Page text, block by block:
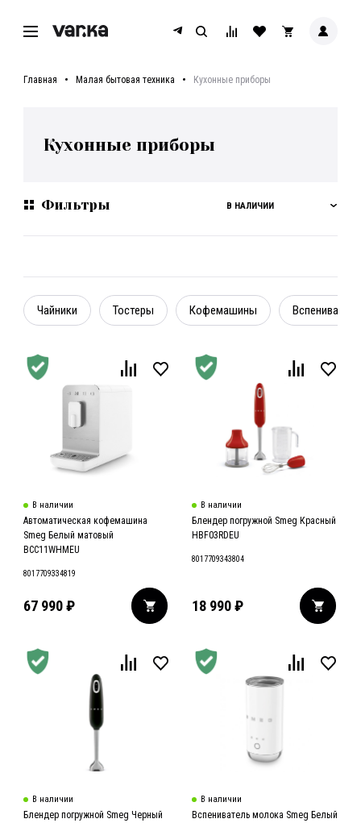
Главная Малая бытовая техника Кухонные приборы
Кухонные приборы
Фильтры В НАЛИЧИИ
Чайники Тостеры Кофемашины
В наличии
Автоматическая кофемашина
Smeg Белый матовый
BCC11WHMEU
8017709334819
67 990₽
В наличии
Блендер погружной Smeg Красный
HBF03RDEU
8017709343804
18 990 ₽
В наличии
Блендер погружной Smeg Черный
В наличии
Вспениватель молока Smeg Белый